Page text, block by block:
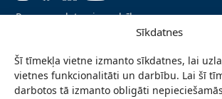
Sīkdatnes
Šī tīmekļa vietne izmanto sīkdatnes, lai
vietnes funkcionalitāti un darbību. Lai šī
darbotos tā izmanto obligāti
Personas datu aizsardzība
Ziņo par problēmu
Pieteikties jaunumiem